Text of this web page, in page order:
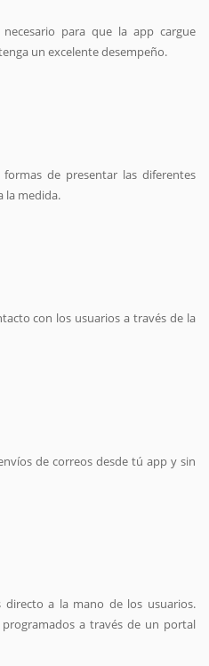
para que la app cargue
un excelente desempeño.
de presentar las diferentes
la medida.
con los usuarios a través de la
de correos desde tú app y sin
directo a la mano de los usuarios.
a través de un portal